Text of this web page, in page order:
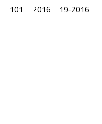
101
2016 19-2016